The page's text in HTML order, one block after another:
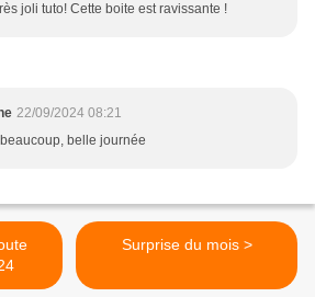
joli tuto! Cette boite est ravissante !
22/09/2024 08:21
belle journée
Surprise du mois >